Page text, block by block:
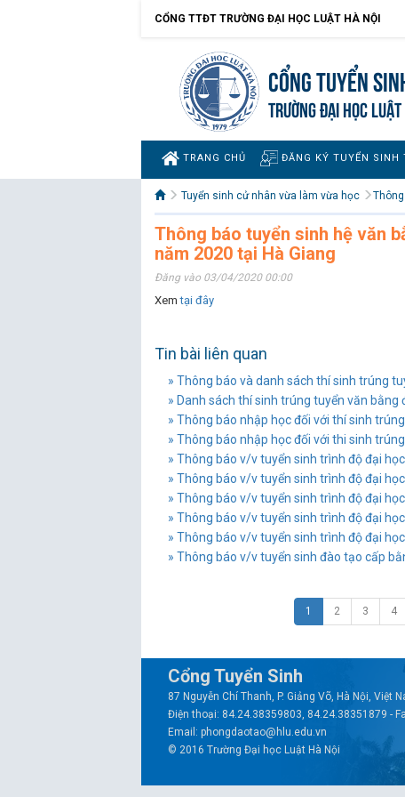
CỔNG TTĐT TRƯỜNG ĐẠI HỌC LUẬT HÀ NỘI
Cổng tuyển
TRƯỜNG ĐẠI HỌC
TRANG CHỦ ĐĂNG KÝ TUYỂN SINH
Tuyển sinh cử nhân vừa làm vừa học
Thông báo tuyển sinh hệ văn
năm 2020 tại Hà Giang
Đăng vào 03/04/2020 00:00
Xemtại đây
Tin bài liên quan
» Thông báo và danh sách thí sinh trúng
» Danh sách thí sinh trúng tuyển văn
» Thông báo nhập học đối với thí sinh
» Thông báo nhập học đối với thi sinh
» Thông báo v/v tuyển sinh trình độ đại
» Thông báo v/v tuyển sinh trình độ đại
» Thông báo v/v tuyển sinh trình độ đại
» Thông báo v/v tuyển sinh trình độ đại
» Thông báo v/v tuyển sinh trình độ đại
» Thông báo v/v tuyển sinh đào tạo cấp
1 2 3 4
Cổng Tuyển Sinh
87 Nguyễn Chí Thanh, P. Giảng Võ, Hà Nội, Việt
Điện thoại: 84.24.38359803, 84.24.38351879 -
Email: phongdaotao@hlu.edu.vn
© 2016 Trường Đại học Luật Hà Nội